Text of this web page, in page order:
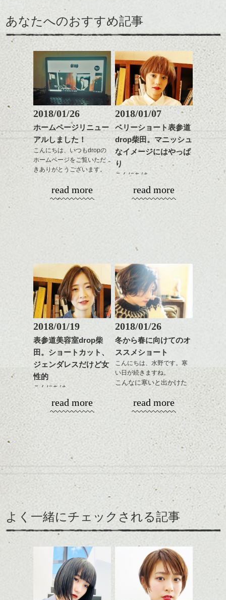
とても良いところです。
ダークトーンの色味でク
ールに演出するのもおす
ナチュラルなトーンの色
で柔らかさをプラスする
のも良いですね。
またクセ毛の方は質感調
整のストレートパーマで
髪質改善すると
更に扱いやすくなるので
おすすめです。
いつものスタイリングが
ドライした後オイルやワ
ックスをなじませるだけ
に。
これからのスタイルチェ
ンジの事、髪質に合った
スタイリング方法は全体
をドライした後、
ワックスとオイルを混ぜ
せます。
質感をかるくととのえな
がら耳かけアレンジする
のも良い感じです。
これからのスタイルチェ
ンジ、似合うカラーリン
グの事やお手入れ方法な
是非なんでもご相談して
下さいね。
シバタ
ハンサムショート／ヘッド
スパ／伸びても目立たない
ヘアカラー/ハイライト/ダブ
ルカラー/髪質改善/TOKIOト
リートメント/ブリーチ/イン
ナーカラー/イルミナカラー/
ミニボブ/抜け感ショート/バ
レイヤージュ/縮毛矯正
ンパクトになるようにす
るのが良い感じです。
ベージュ系等の肌を綺麗
に見せる効果のあるカラ
ーリングをプラスして透
明感を表現すると
って毎日のお手入れも簡
ワックスとオイル、バー
ム等の質感を調整しやす
いものを全体になじませ
ながら
整えるだけですよ。
これからのスタイルチェ
ンジの事等
是非なんでもご相談して
下さい。
お待ちしております
シバタ
出できるので、
この時期とてもおすすめ
ナチュラルなベージュカ
ラーで全体にツヤと透明
感をプラスして
質感も綺麗に見せやす
く。
スタイリング方法は全体
をドライした後、
ワックスとオイルを混ぜ
ながらもみこみ、なじま
せます。
質感をかるくととのえな
のも良い感じです。
これからのスタイルチェ
是非なんでもご相談して
シバタ
あなたへのおすすめ記事
2018/01/26
ホームページリニュー
アルしました！
こんにちは、いつもdropの
ホームページをご覧いただ
きありがとうございます。
１５周年と移転に合わ
せ、少しばかり遅くなり
ル致しました。
いね。
今後の更新もお楽しみ
に！
read more
2018/01/07
ベリーショート表参道
drop柴田。マニッシュ
なイメージにはやっぱ
り
こんにちは、
明けましておめでとうご
ますね。
ヘアーも雰囲気を変えた
い、なんていう方結構い
るのではないでしょう
か？
ひきつづきミニマムヘア
で、
今回はマッシュ(っぽい!)
ショートカットの話。
ここ最近タイトでコンパ
クトなイメージのショー
トが良い感じでしたが、
そこに相反するボリュー
りフォルムが際立つと春
に向けていい感じだと思
いますよ。
↑こんなふうにフロント部
分をややフォルミーに見
read more
2018/01/19
表参道美容室drop柴
田。ショートカット、
ジェンダレスだけど女
性的
こんにちは。
春に向けて！
ショートカット～ボブの
レングスで良い感じなヘ
アーもこれからの季節お
と、抜け感のあるこなれ
た印象になって良いで
す。
に明るめグレージュのハ
イライトをプラスしてツ
ヤと軽さを。
read more
2018/01/26
冬から春に向けてのオ
ススメショート
こんにちは、水野です。寒
い日が続きますね。
こんなに寒いと出かけた
くなくなります。
なのでおうちで暖かくし
てまったりと過ごす冬
に、そしてこれからの春
を少し意識したスタイル
をご紹介。
えりあしはコンパクトに
してざっくりとしたニッ
トにもバランスよく合う
緩いパーマがリラックス
雰囲気にぴったり、ニッ
トとコンパクトなショー
トパーマおすすめです。
パーマそして春はパーマ
が似合う季節、柔らかく
ふわっとしたイメージに
したくなりませんか？
read more
よく一緒にチェックされる記事